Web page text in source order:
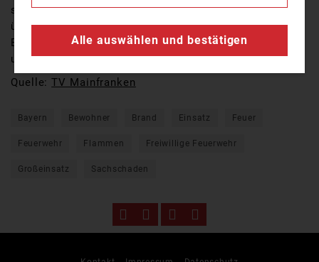
siebenstelligen Bereich liegen. Noch am Nachmittag
übernahm die Kripo Aschaffenburg die weiteren
Ermittlungen hinsichtlich der möglichen Brandursache
und der Schadenshöhe.
Quelle:TV Mainfranken
Bayern Bewohner Brand Einsatz Feuer
Feuerwehr Flammen Freiwillige Feuerwehr
Großeinsatz Sachschaden
Alle auswählen und bestätigen